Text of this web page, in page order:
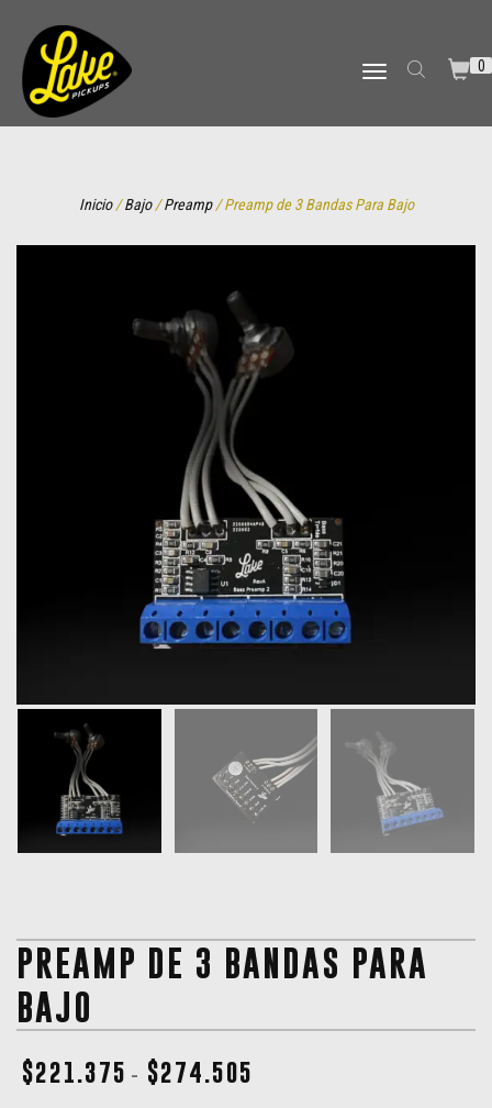
TOGGLE NAVIGATION 0
Inicio/Bajo/Preamp/ Preamp de 3 Bandas Para Bajo
PREAMP DE 3 BANDAS PARA
BAJO
$221.375 - $274.505